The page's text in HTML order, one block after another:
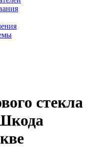
стекла